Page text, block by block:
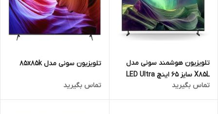
تلویزیون هوشمند سونی مدل
X85L سایز ۶۵ اینچ LED Ultra
HD 4K
تماس بگیرید
تلویزیون سونی مدل 85x85k
تماس بگیرید